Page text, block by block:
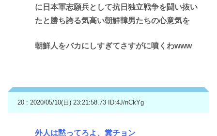
に日本軍志願兵として抗日独立戦争を闘い抜い
たと勝ち誇る気高い朝鮮韓男たちの心意気を
朝鮮人をバカにしすぎてさすがに噴くわwww
20 : 2020/05/10(日) 23:21:58.73 ID:4J/nCkYg
外人は黙ってろよ、糞チョン